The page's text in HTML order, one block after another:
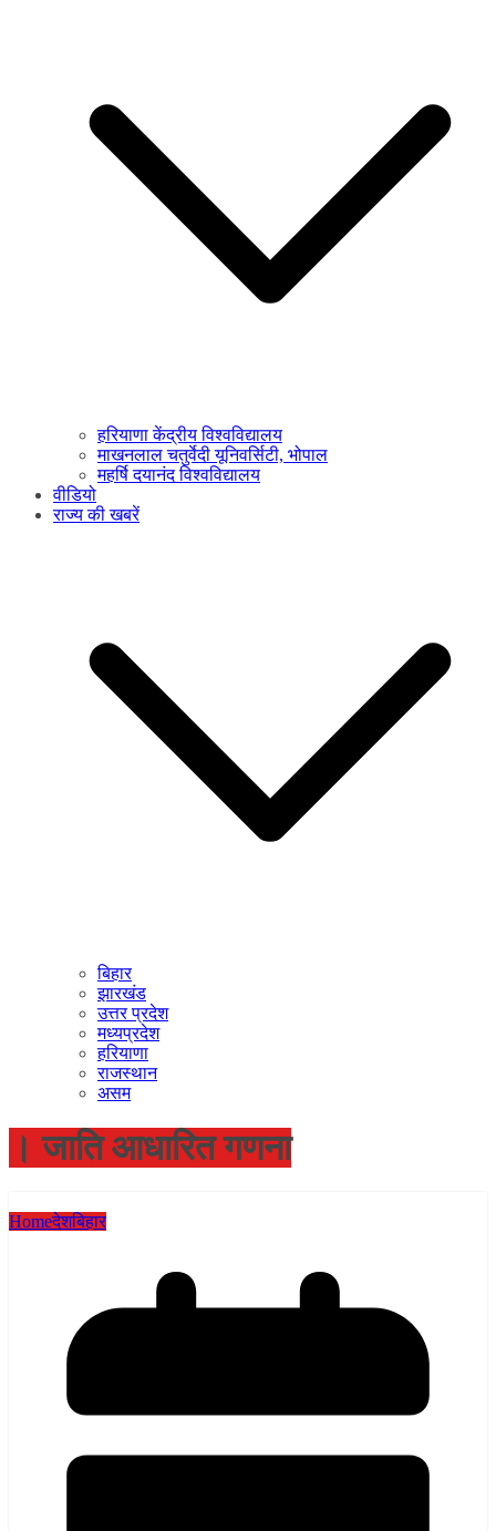
हरियाणा केंद्रीय विश्वविद्यालय
माखनलाल चतुर्वेदी यूनिवर्सिटी, भोपाल
महर्षि दयानंद विश्वविद्यालय
वीडियो
राज्य की खबरें
बिहार
झारखंड
उत्तर प्रदेश
मध्यप्रदेश
हरियाणा
राजस्थान
असम
। जाति आधारित गणना
Homeदेशबिहार